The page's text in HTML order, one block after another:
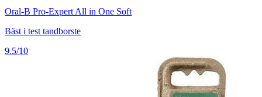
Oral-B Pro-Expert All in One Soft
Bäst i test tandborste
9.5/10